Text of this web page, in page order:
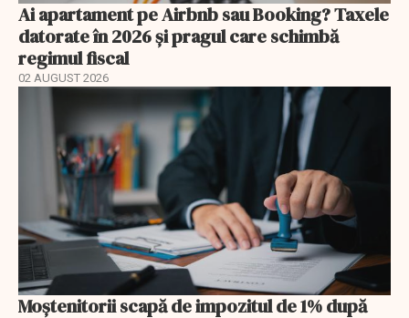
Ai apartament pe Airbnb sau Booking? Taxele
datorate în 2026 și pragul care schimbă
regimul fiscal
02 AUGUST 2026
Moștenitorii scapă de impozitul de 1% după